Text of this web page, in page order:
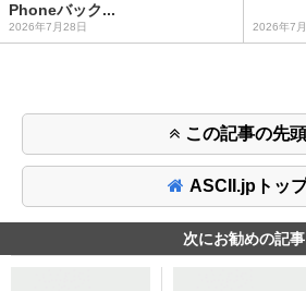
Phoneバック...
2026年7月28日 2026年7
この記事の先
ASCII.jpトッ
次にお勧めの記事